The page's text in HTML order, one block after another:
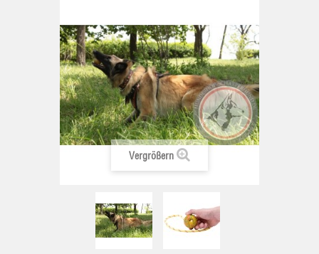
Vergrößern